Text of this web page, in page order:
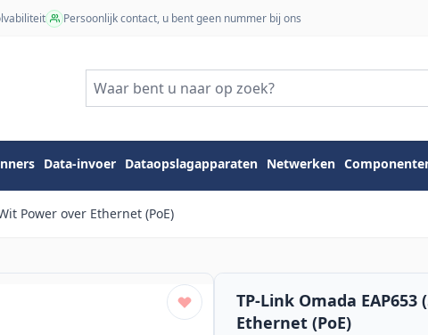
Persoonlijk contact, u bent geen nummer bij ons
Data-invoer Dataopslagapparaten Netwerken
Power over Ethernet (PoE)
TP-Link Omada
Ethernet (PoE)